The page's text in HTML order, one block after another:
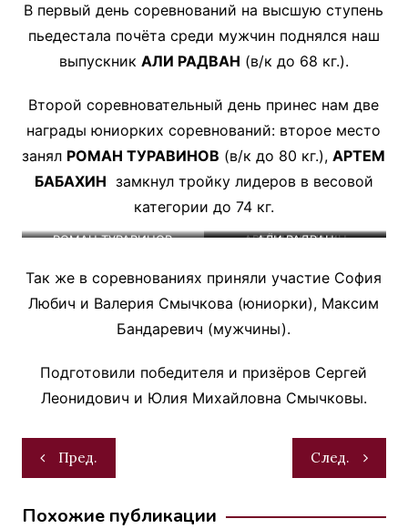
В первый день соревнований на высшую ступень
пьедестала почёта среди мужчин поднялся наш
выпускник АЛИ РАДВАН (в/к до 68 кг.).
Второй соревновательный день принес нам две
награды юниорких соревнований: второе место
занял РОМАН ТУРАВИНОВ (в/к до 80 кг.),АРТЕМ
БАБАХИН замкнул тройку лидеров в весовой
категории до 74 кг.
АРТЁМ БАБАХИН
РОМАН ТУРАВИНОВ АЛИ РАДВАН
Так же в соревнованиях приняли участие София
Любич и Валерия Смычкова (юниорки), Максим
Бандаревич (мужчины).
Подготовили победителя и призёров Сергей
Леонидович и Юлия Михайловна Смычковы.
Навигация
по
записям
Пред. След.
Похожие публикации